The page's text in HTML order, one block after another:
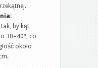
by kąt
30–40°, co
około